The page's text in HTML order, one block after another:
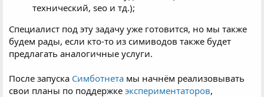
технический, seo и тд.);
Специалист под эту задачу уже готовится, но мы также
будем рады, если кто-то из симиводов также будет
предлагать аналогичные услуги.
После запуска Симботнета мы начнём реализовывать
свои планы по поддержке экспериментаторов,